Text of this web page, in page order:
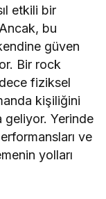
etkili bir
bu
güven
Bir rock
fiziksel
kişiliğini
geliyor. Yerinde
ve
yolları